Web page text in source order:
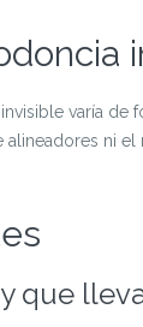
varía
ni
que